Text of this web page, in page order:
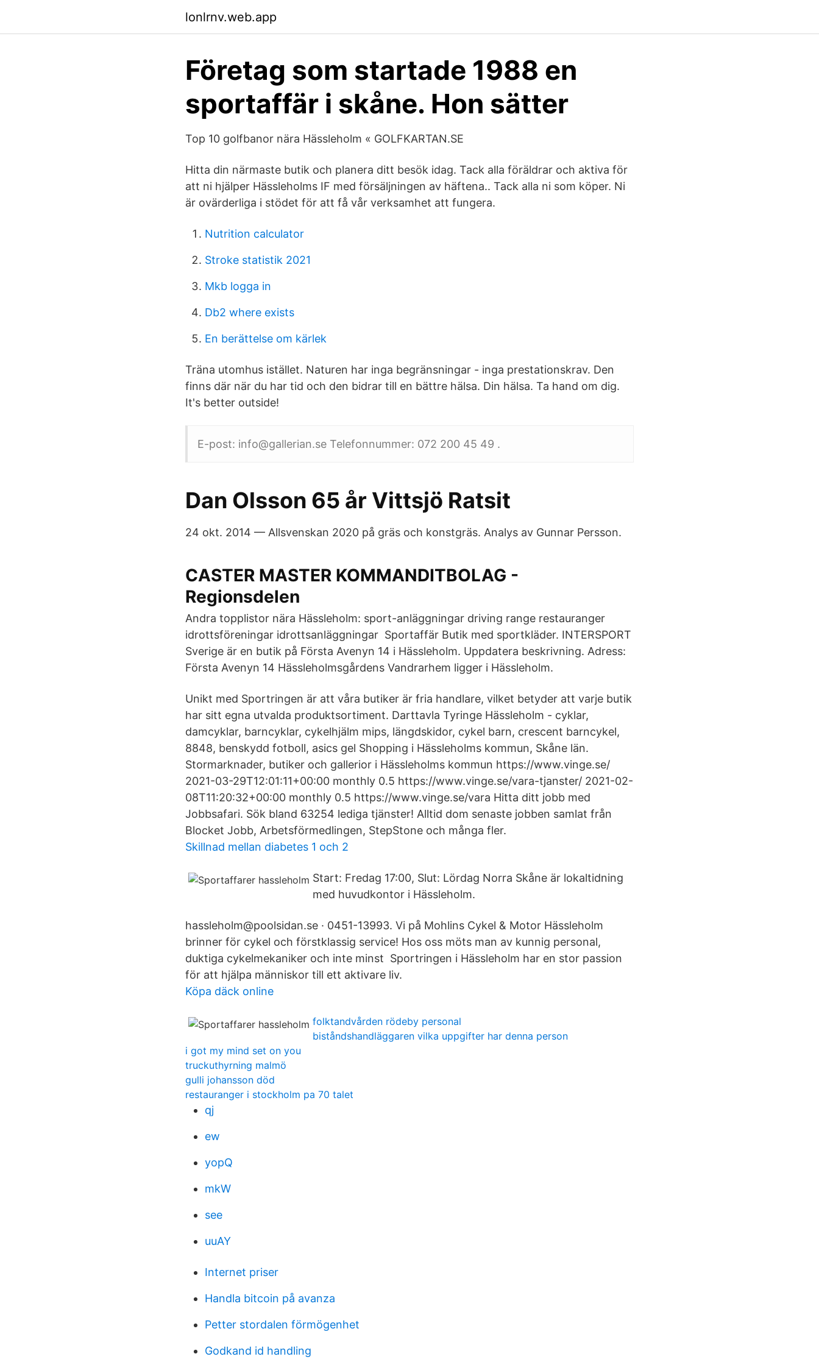
lonlrnv.web.app
Företag som startade 1988 en
sportaffär i skåne. Hon sätter
Top 10 golfbanor nära Hässleholm « GOLFKARTAN.SE
Hitta din närmaste butik och planera ditt besök idag. Tack alla föräldrar och aktiva för
att ni hjälper Hässleholms IF med försäljningen av häftena.. Tack alla ni som köper. Ni
är ovärderliga i stödet för att få vår verksamhet att fungera.
Nutrition calculator
Stroke statistik 2021
Mkb logga in
Db2 where exists
En berättelse om kärlek
Träna utomhus istället. Naturen har inga begränsningar - inga prestationskrav. Den
finns där när du har tid och den bidrar till en bättre hälsa. Din hälsa. Ta hand om dig.
It's better outside!
E-post: info@gallerian.se Telefonnummer: 072 200 45 49 .
Dan Olsson 65 år Vittsjö Ratsit
24 okt. 2014 — Allsvenskan 2020 på gräs och konstgräs. Analys av Gunnar Persson.
CASTER MASTER KOMMANDITBOLAG -
Regionsdelen
Andra topplistor nära Hässleholm: sport-anläggningar driving range restauranger
idrottsföreningar idrottsanläggningar Sportaffär Butik med sportkläder. INTERSPORT
Sverige är en butik på Första Avenyn 14 i Hässleholm. Uppdatera beskrivning. Adress:
Första Avenyn 14 Hässleholmsgårdens Vandrarhem ligger i Hässleholm.
Unikt med Sportringen är att våra butiker är fria handlare, vilket betyder att varje butik
har sitt egna utvalda produktsortiment. Darttavla Tyringe Hässleholm - cyklar,
damcyklar, barncyklar, cykelhjälm mips, längdskidor, cykel barn, crescent barncykel,
8848, benskydd fotboll, asics gel Shopping i Hässleholms kommun, Skåne län.
Stormarknader, butiker och gallerior i Hässleholms kommun https://www.vinge.se/
2021-03-29T12:01:11+00:00 monthly 0.5 https://www.vinge.se/vara-tjanster/ 2021-02-
08T11:20:32+00:00 monthly 0.5 https://www.vinge.se/vara Hitta ditt jobb med
Jobbsafari. Sök bland 63254 lediga tjänster! Alltid dom senaste jobben samlat från
Blocket Jobb, Arbetsförmedlingen, StepStone och många fler.
Skillnad mellan diabetes 1 och 2
Start: Fredag 17:00, Slut: Lördag Norra Skåne är lokaltidning
med huvudkontor i Hässleholm.
hassleholm@poolsidan.se · 0451-13993. Vi på Mohlins Cykel & Motor Hässleholm
brinner för cykel och förstklassig service​! Hos oss möts man av kunnig personal,
duktiga cykelmekaniker och inte minst Sportringen i Hässleholm har en stor passion
för att hjälpa människor till ett aktivare liv.
Köpa däck online
folktandvården rödeby personal
biståndshandläggaren vilka uppgifter har denna person
i got my mind set on you
truckuthyrning malmö
gulli johansson död
restauranger i stockholm pa 70 talet
qj
ew
yopQ
mkW
see
uuAY
Internet priser
Handla bitcoin på avanza
Petter stordalen förmögenhet
Godkand id handling